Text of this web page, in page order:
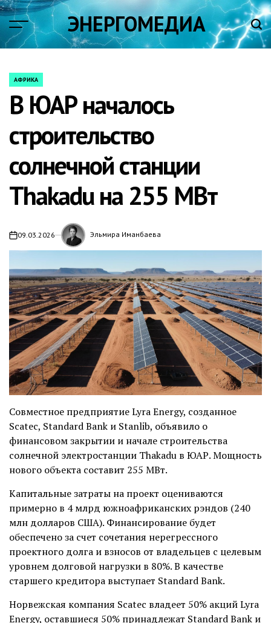
Skip
content
ЭНЕРГОМЕДИА
POSTED
АФРИКА
В ЮАР началось
строительство
солнечной станции
Thakadu на 255 МВт
on09.03.2026 Эльмира Иманбаева
Совместное предприятие Lyra Energy, созданное
Scatec, Standard Bank и Stanlib, объявило о
финансовом закрытии и начале строительства
солнечной электростанции Thakadu в ЮАР. Мощность
нового объекта составит 255 МВт.
Капитальные затраты на проект оцениваются
примерно в 4 млрд южноафриканских рэндов (240
млн долларов США). Финансирование будет
обеспечено за счет сочетания нерегрессного
проектного долга и взносов от владельцев с целевым
уровнем долговой нагрузки в 80%. В качестве
старшего кредитора выступает Standard Bank.
Норвежская компания Scatec владеет 50% акций Lyra
Energy, оставшиеся 50% принадлежат Standard Bank и